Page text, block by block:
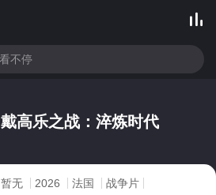

戴高乐之战：淬炼时代
暂无 2026 法国
战争片